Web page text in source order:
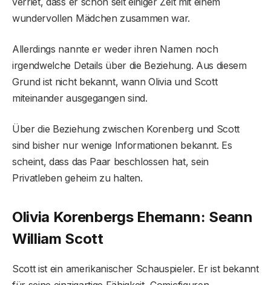
wundervollen Mädchen zusammen war.
Allerdings nannte er weder ihren Namen noch
irgendwelche Details über die Beziehung. Aus diesem
Grund ist nicht bekannt, wann Olivia und Scott
miteinander ausgegangen sind.
Über die Beziehung zwischen Korenberg und Scott
sind bisher nur wenige Informationen bekannt. Es
scheint, dass das Paar beschlossen hat, sein
Privatleben geheim zu halten.
Olivia Korenbergs Ehemann: Seann
William Scott
Scott ist ein amerikanischer Schauspieler. Er ist bekannt